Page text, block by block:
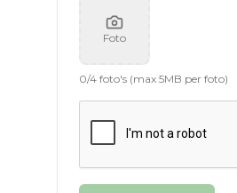
Foto
0/4 foto's (max 5MB per foto)